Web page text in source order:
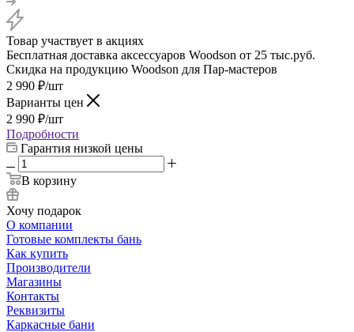
Товар участвует в акциях
Бесплатная доставка аксессуаров Woodson от 25 тыс.руб.
Скидка на продукцию Woodson для Пар-мастеров
2 990 ₽/шт
Варианты цен
2 990 ₽/шт
Подробности
Гарантия низкой цены
В корзину
Хочу подарок
О компании
Готовые комплекты бань
Как купить
Производители
Магазины
Контакты
Реквизиты
Каркасные бани